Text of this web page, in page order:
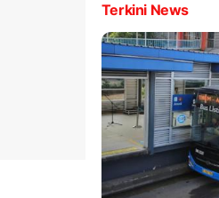
Terkini News